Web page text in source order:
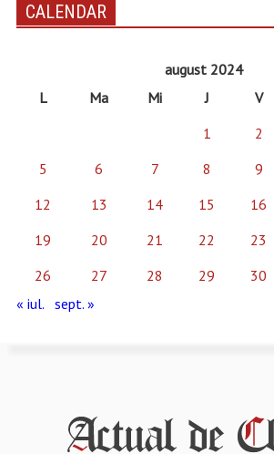
CALENDAR
august 2024
L
Ma Mi J V
1
2
5
6 7 8 9
12
13 14 15 16
19
20 21 22 23
26
27 28 29 30
« iul.
sept. »